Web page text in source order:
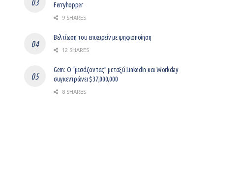
Ferryhopper
9 SHARES
Βελτίωση του επιχειρείν με ψηφιοποίηση
12 SHARES
Gem: Ο “μεσάζοντας” μεταξύ LinkedIn και Workday
συγκεντρώνει $37,000,000
8 SHARES